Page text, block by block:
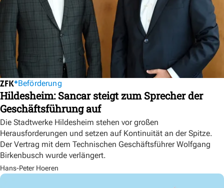
Beförderung
Hildesheim: Sancar steigt zum Sprecher der
Geschäftsführung auf
Die Stadtwerke Hildesheim stehen vor großen
Herausforderungen und setzen auf Kontinuität an der Spitze.
Der Vertrag mit dem Technischen Geschäftsführer Wolfgang
Birkenbusch wurde verlängert.
Hans-Peter Hoeren